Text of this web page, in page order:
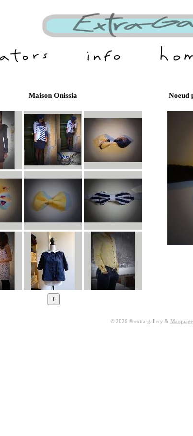
Maison Onissia Noeud
© 2026 ® extra-gallery & Marquage